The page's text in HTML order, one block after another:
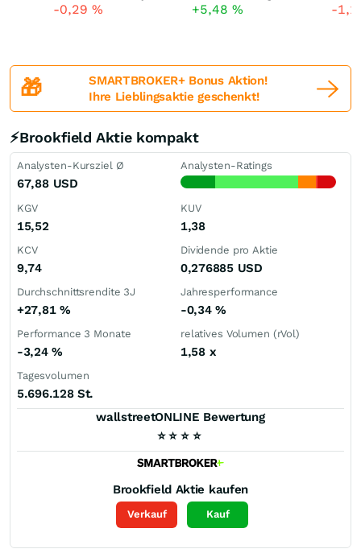
-0,29 % +5,48 % -
🎁
SMARTBROKER+ Bonus Aktion!
Ihre Lieblingsaktie geschenkt!
⚡Brookfield Aktie kompakt
Analysten-Kursziel Ø
67,88 USD
Analysten-Ratings
KGV
15,52
KUV
1,38
KCV
9,74
Dividende pro Aktie
0,276885 USD
Durchschnittsrendite 3J
+27,81 %
Jahresperformance
-0,34%
Performance 3 Monate
-3,24%
relatives Volumen (rVol)
1,58 x
Tagesvolumen
5.696.128 St.
wallstreetONLINE Bewertung
⭐ ⭐ ⭐ ⭐
Brookfield Aktie kaufen
Verkauf Kauf